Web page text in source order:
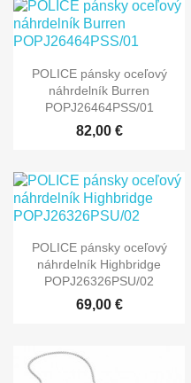
POLICE pánsky oceľový
náhrdelník Burren
POPJ26464PSS/01
82,00 €
POLICE pánsky oceľový
náhrdelník Highbridge
POPJ26326PSU/02
69,00 €